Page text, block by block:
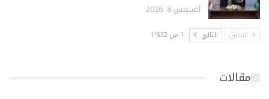
أغسطس 8, 2026
السابق التالي 1 من 1٬632
مقالات